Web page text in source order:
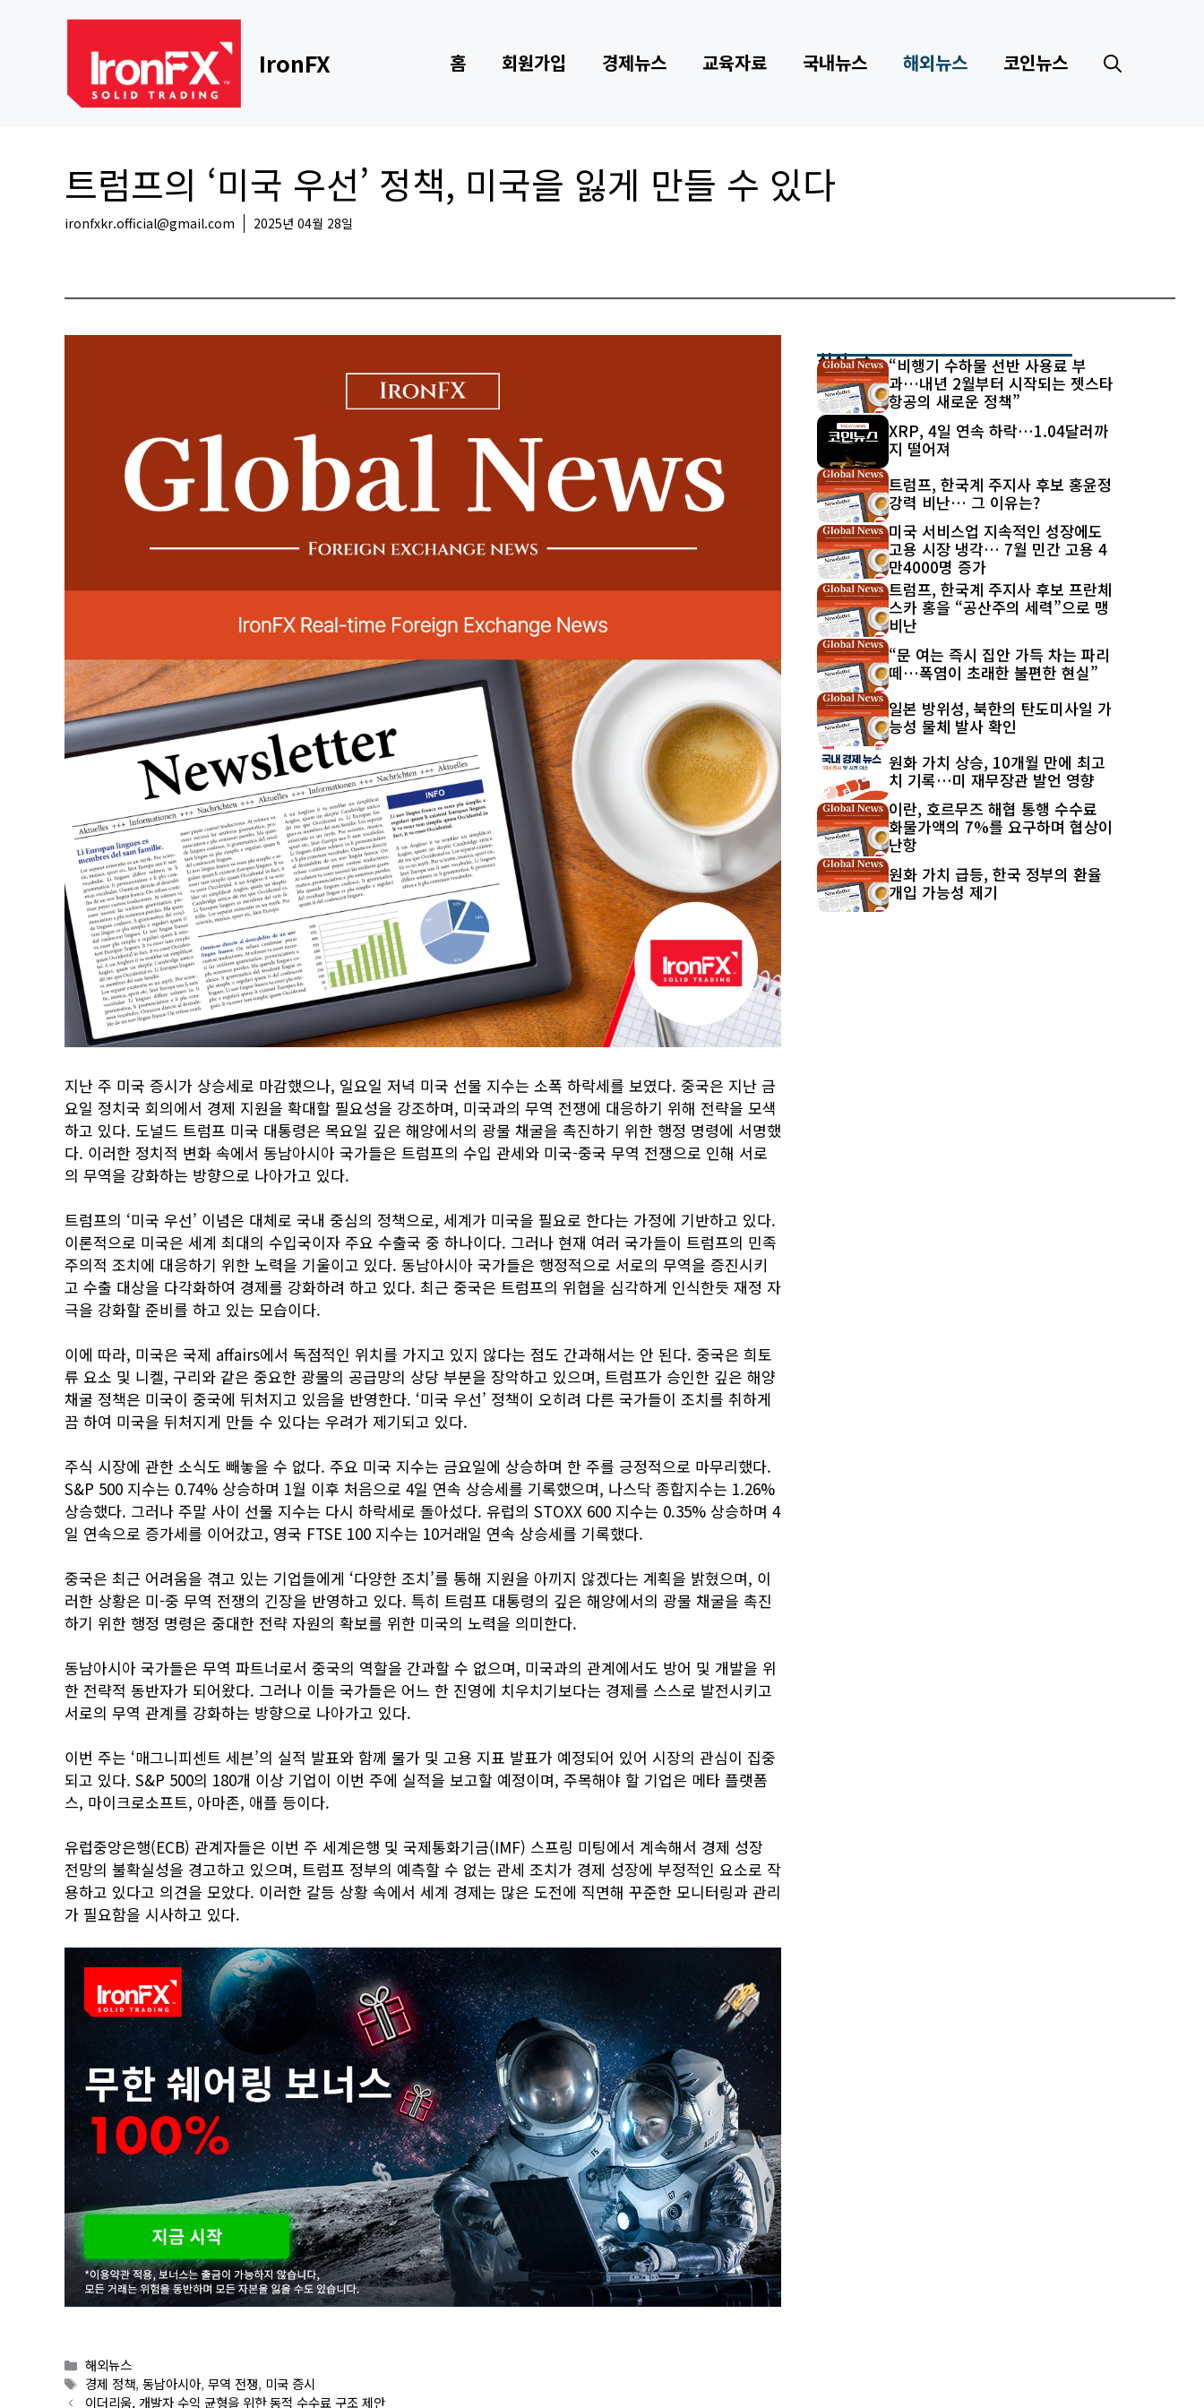
IronFX 홈 회원가입 경제뉴스 교육자료 국내뉴스 해외뉴스 코인뉴스
트럼프의 ‘미국 우선’ 정책, 미국을 잃게 만들 수 있다
ironfxkr.official@gmail.com 2025년 04월 28일
지난 주 미국 증시가 상승세로 마감했으나, 일요일 저녁 미국 선물 지수는 소폭 하락세를 보였다. 중국은 지난 금
요일 정치국 회의에서 경제 지원을 확대할 필요성을 강조하며, 미국과의 무역 전쟁에 대응하기 위해 전략을 모색
하고 있다. 도널드 트럼프 미국 대통령은 목요일 깊은 해양에서의 광물 채굴을 촉진하기 위한 행정 명령에 서명했
다. 이러한 정치적 변화 속에서 동남아시아 국가들은 트럼프의 수입 관세와 미국-중국 무역 전쟁으로 인해 서로
의 무역을 강화하는 방향으로 나아가고 있다.
트럼프의 ‘미국 우선’ 이념은 대체로 국내 중심의 정책으로, 세계가 미국을 필요로 한다는 가정에 기반하고 있다.
이론적으로 미국은 세계 최대의 수입국이자 주요 수출국 중 하나이다. 그러나 현재 여러 국가들이 트럼프의 민족
주의적 조치에 대응하기 위한 노력을 기울이고 있다. 동남아시아 국가들은 행정적으로 서로의 무역을 증진시키
고 수출 대상을 다각화하여 경제를 강화하려 하고 있다. 최근 중국은 트럼프의 위협을 심각하게 인식한듯 재정 자
극을 강화할 준비를 하고 있는 모습이다.
이에 따라, 미국은 국제 affairs에서 독점적인 위치를 가지고 있지 않다는 점도 간과해서는 안 된다. 중국은 희토
류 요소 및 니켈, 구리와 같은 중요한 광물의 공급망의 상당 부분을 장악하고 있으며, 트럼프가 승인한 깊은 해양
채굴 정책은 미국이 중국에 뒤처지고 있음을 반영한다. ‘미국 우선’ 정책이 오히려 다른 국가들이 조치를 취하게
끔 하여 미국을 뒤처지게 만들 수 있다는 우려가 제기되고 있다.
주식 시장에 관한 소식도 빼놓을 수 없다. 주요 미국 지수는 금요일에 상승하며 한 주를 긍정적으로 마무리했다.
S&P 500 지수는 0.74% 상승하며 1월 이후 처음으로 4일 연속 상승세를 기록했으며, 나스닥 종합지수는 1.26%
상승했다. 그러나 주말 사이 선물 지수는 다시 하락세로 돌아섰다. 유럽의 STOXX 600 지수는 0.35% 상승하며 4
일 연속으로 증가세를 이어갔고, 영국 FTSE 100 지수는 10거래일 연속 상승세를 기록했다.
중국은 최근 어려움을 겪고 있는 기업들에게 ‘다양한 조치’를 통해 지원을 아끼지 않겠다는 계획을 밝혔으며, 이
러한 상황은 미-중 무역 전쟁의 긴장을 반영하고 있다. 특히 트럼프 대통령의 깊은 해양에서의 광물 채굴을 촉진
하기 위한 행정 명령은 중대한 전략 자원의 확보를 위한 미국의 노력을 의미한다.
동남아시아 국가들은 무역 파트너로서 중국의 역할을 간과할 수 없으며, 미국과의 관계에서도 방어 및 개발을 위
한 전략적 동반자가 되어왔다. 그러나 이들 국가들은 어느 한 진영에 치우치기보다는 경제를 스스로 발전시키고
서로의 무역 관계를 강화하는 방향으로 나아가고 있다.
이번 주는 ‘매그니피센트 세븐’의 실적 발표와 함께 물가 및 고용 지표 발표가 예정되어 있어 시장의 관심이 집중
되고 있다. S&P 500의 180개 이상 기업이 이번 주에 실적을 보고할 예정이며, 주목해야 할 기업은 메타 플랫폼
스, 마이크로소프트, 아마존, 애플 등이다.
유럽중앙은행(ECB) 관계자들은 이번 주 세계은행 및 국제통화기금(IMF) 스프링 미팅에서 계속해서 경제 성장
전망의 불확실성을 경고하고 있으며, 트럼프 정부의 예측할 수 없는 관세 조치가 경제 성장에 부정적인 요소로 작
용하고 있다고 의견을 모았다. 이러한 갈등 상황 속에서 세계 경제는 많은 도전에 직면해 꾸준한 모니터링과 관리
가 필요함을 시사하고 있다.
Categories
해외뉴스
Tags
경제 정책,동남아시아,무역 전쟁, 미국 증시
이더리움, 개발자 수익 균형을 위한 동적 수수료 구조 제안
최신 글
“비행기 수하물 선반 사용료 부
과…내년 2월부터 시작되는 젯스타
항공의 새로운 정책”
XRP, 4일 연속 하락…1.04달러까
지 떨어져
트럼프, 한국계 주지사 후보 홍윤정
강력 비난… 그 이유는?
미국 서비스업 지속적인 성장에도
고용 시장 냉각… 7월 민간 고용 4
만4000명 증가
트럼프, 한국계 주지사 후보 프란체
스카 홍을 “공산주의 세력”으로 맹
비난
“문 여는 즉시 집안 가득 차는 파리
떼…폭염이 초래한 불편한 현실”
일본 방위성, 북한의 탄도미사일 가
능성 물체 발사 확인
원화 가치 상승, 10개월 만에 최고
치 기록…미 재무장관 발언 영향
이란, 호르무즈 해협 통행 수수료
화물가액의 7%를 요구하며 협상이
난항
원화 가치 급등, 한국 정부의 환율
개입 가능성 제기